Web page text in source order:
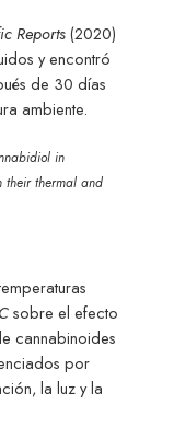
Reports(2020)
y encontró
de 30 días
ambiente.
in
their thermal and
sobre el efecto
cannabinoides
por
la luz y la